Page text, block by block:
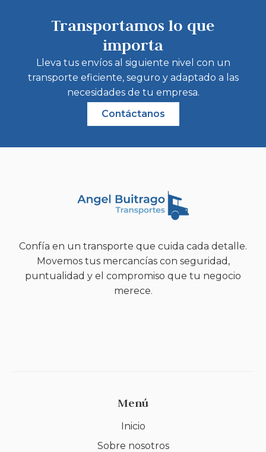
Transportamos lo que
importa
Lleva tus envíos al siguiente nivel con un
transporte eficiente, seguro y adaptado a las
necesidades de tu empresa.
Contáctanos
Confía en un transporte que cuida cada detalle.
Movemos tus mercancías con seguridad,
puntualidad y el compromiso que tu negocio
merece.
Menú
Inicio
Sobre nosotros